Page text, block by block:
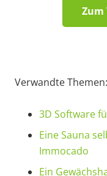
Zum
Verwandte Themen:
3D Software
Eine Sauna
Immocado
Ein